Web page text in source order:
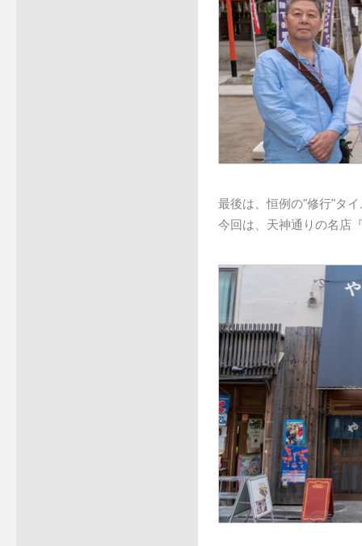
最後は、恒例の"修行"タ
今回は、天神通りの名店